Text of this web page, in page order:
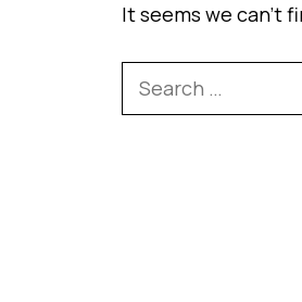
It seems we can’t
Search
for: